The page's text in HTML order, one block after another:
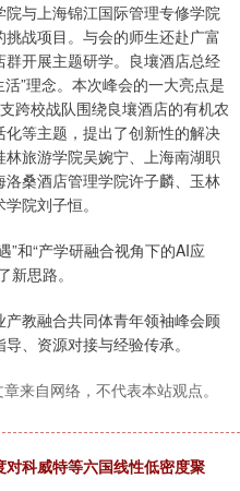
与上海锦江国际管理专修学院
战项目。与会的师生还赴广富
开展主题研学。良壤酒店总经
”理念。本次峰会的一大亮点是
跨校战队围绕良壤酒店的有机农
等主题，提出了创新性的解决
旅游学院吴婉宁、上海南湖职
桑酒店管理学院许子麟、玉林
院刘子恒。
和“产学研融合视角下的AI应
新思路。
教融合共同体青年领袖峰会顾
、资源对接与经验传承。
来自网络，不代表本站观点。
科威特等六国线性低密度聚